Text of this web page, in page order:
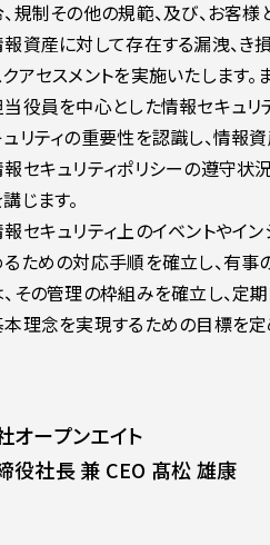
規制その他の規範、及び、お客
資産に対して存在する漏洩、き
アセスメントを実施いたします
役員を中心とした情報セキュリ
リティの重要性を認識し、情報
セキュリティポリシーの遵守
じます。
セキュリティ上のイベントやイ
ための対応手順を確立し、有事
その管理の枠組みを確立し、定
理念を実現するための目標を定
オープンエイト
役社長 兼 CEO 髙松 雄康